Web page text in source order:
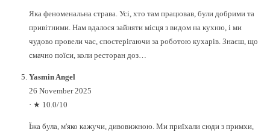
Яка феноменальна страва. Усі, хто там працював, були добрими та
привітними. Нам вдалося зайняти місця з видом на кухню, і ми
чудово провели час, спостерігаючи за роботою кухарів. Знаєш, що
смачно поїси, коли ресторан доз…
Yasmin Angel
26 November 2025
· ★ 10.0/10
Їжа була, м'яко кажучи, дивовижною. Ми приїхали сюди з примхи,